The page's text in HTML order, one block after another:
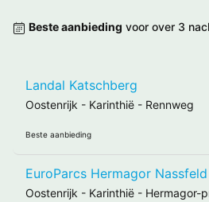
Beste aanbieding voor over 3
Landal Katschberg
Oostenrijk - Karinthië - Rennweg
Beste aanbieding
EuroParcs Hermagor Nassfeld
Oostenrijk - Karinthië - Hermagor-